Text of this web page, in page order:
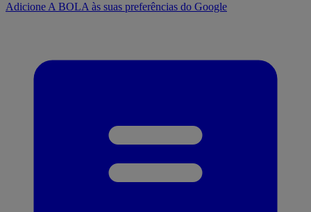
Adicione A BOLA às suas preferências do Google